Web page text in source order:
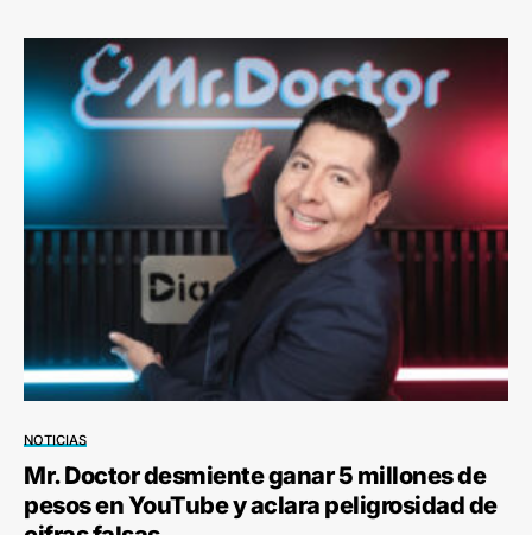
NOTICIAS
Mr. Doctor desmiente ganar 5 millones de
pesos en YouTube y aclara peligrosidad de